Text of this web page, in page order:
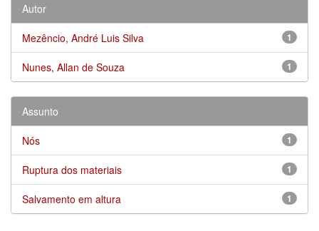
Autor
1
Mezêncio, André Luis Silva
1
Nunes, Allan de Souza
Assunto
1
Nós
1
Ruptura dos materiais
1
Salvamento em altura